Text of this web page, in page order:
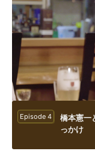
Episode 4
橋本憲一
っかけ